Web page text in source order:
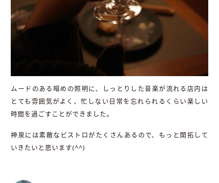
ムードのある暗めの照明に、しっとりした音楽が流れる店内は
とても雰囲気がよく、忙しない日常を忘れられるくらい楽しい
時間を過ごすことができました。
神泉には素敵なビストロがたくさんあるので、もっと開拓して
いきたいと思います(^^)